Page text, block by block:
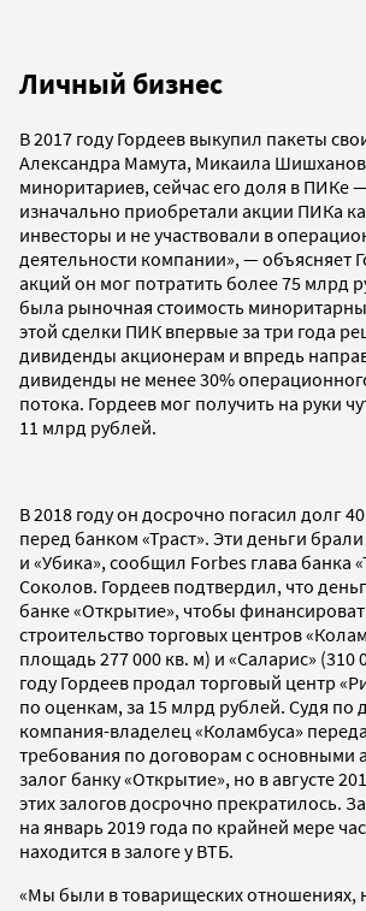
Личный бизнес
В 2017 году Гордеев выкупил пакеты
Александра Мамута, Микаила
миноритариев, сейчас его доля в ПИКе
изначально приобретали акции ПИКа
инвесторы и не участвовали в
деятельности компании», — объясняет
акций он мог потратить более 75 млрд
была рыночная стоимость
этой сделки ПИК впервые за три года
дивиденды акционерам и впредь
дивиденды не менее 30%
потока. Гордеев мог получить на руки
11 млрд рублей.
В 2018 году он досрочно погасил долг
перед банком «Траст». Эти деньги
и «Убика», сообщил Forbes глава банка
Соколов. Гордеев подтвердил, что
банке «Открытие», чтобы
строительство торговых центров
площадь 277 000 кв. м) и «Саларис» (310
году Гордеев продал торговый центр
по оценкам, за 15 млрд рублей. Судя
компания-владелец «Коламбуса»
требования по договорам с основными
залог банку «Открытие», но в августе
этих залогов досрочно прекратилось.
на январь 2019 года по крайней мере
находится в залоге у ВТБ.
«Мы были в товарищеских отношениях,